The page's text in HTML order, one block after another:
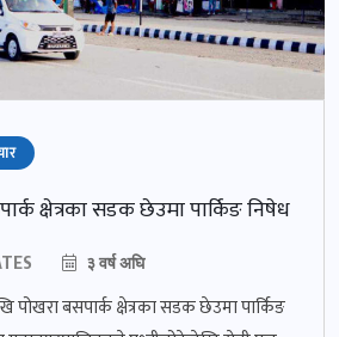
क्षेत्रका सडक छेउमा पार्किङ निषेध
३ वर्ष अघि
बसपार्क क्षेत्रका सडक छेउमा पार्किङ